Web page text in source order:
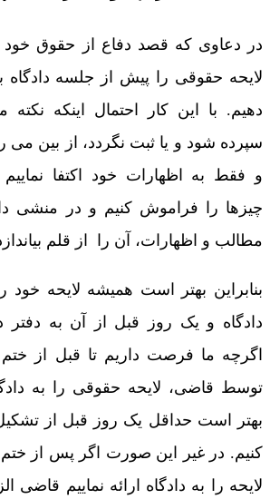
در دعاوی که قصد دفاع از حقوق خود
لایحه حقوقی را پیش از جلسه دادگاه
دهیم. با این کار احتمال اینکه
سپرده شود و یا ثبت نگردد، از بین می
و فقط به اظهارات خود اکتفا
چیزها را فراموش کنیم و در منشی
مطالب و اظهارات، آن را از قلم
بنابراین بهتر است همیشه لایحه خود
دادگاه و یک روز قبل از آن به دفتر
اگرچه ما فرصت داریم تا قبل از
توسط قاضی، لایحه حقوقی را به
بهتر است حداقل یک روز قبل از تشکیل
کنیم. در غیر این صورت اگر پس از
لایحه را به دادگاه ارائه نماییم قاضی